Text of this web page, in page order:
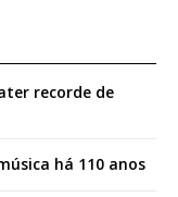
recorde de
há 110 anos